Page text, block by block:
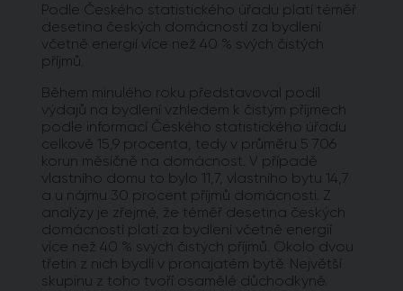
Podle Českého statistického úřadu platí téměř
desetina českých domácností za bydlení
včetně energií více než 40 % svých čistých
příjmů.
Během minulého roku představoval podíl
výdajů na bydlení vzhledem k čistým příjmech
podle informací Českého statistického úřadu
celkově 15,9 procenta, tedy v průměru 5 706
korun měsíčně na domácnost. V případě
vlastního domu to bylo 11,7, vlastního bytu 14,7
a u nájmu 30 procent příjmů domácnosti. Z
analýzy je zřejmé, že téměř desetina českých
domácností platí za bydlení včetně energií
více než 40 % svých čistých příjmů. Okolo dvou
třetin z nich bydlí v pronajatém bytě. Největší
skupinu z toho tvoří osamělé důchodkyně.